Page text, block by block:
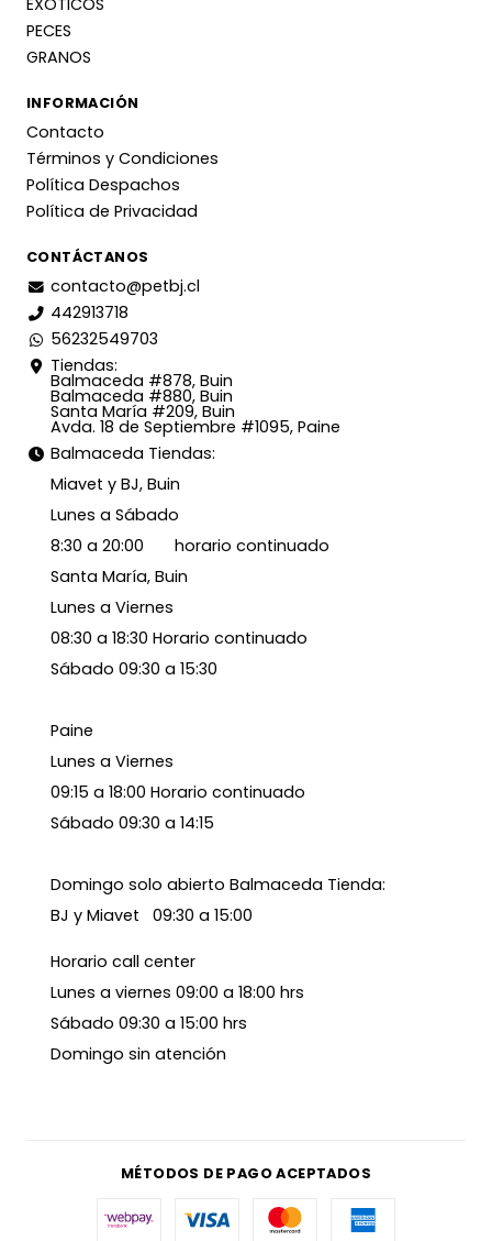
EXOTICOS
PECES
GRANOS
INFORMACIÓN
Contacto
Términos y Condiciones
Política Despachos
Política de Privacidad
CONTÁCTANOS
contacto@petbj.cl
442913718
56232549703
Tiendas:
Balmaceda #878, Buin
Balmaceda #880, Buin
Santa María #209, Buin
Avda. 18 de Septiembre #1095, Paine
Balmaceda Tiendas:
Miavet y BJ, Buin
Lunes a Sábado
8:30 a 20:00 horario continuado
Santa María, Buin
Lunes a Viernes
08:30 a 18:30 Horario continuado
Sábado 09:30 a 15:30
Paine
Lunes a Viernes
09:15 a 18:00 Horario continuado
Sábado 09:30 a 14:15
Domingo solo abierto Balmaceda Tienda:
BJ y Miavet 09:30 a 15:00
Horario call center
Lunes a viernes 09:00 a 18:00 hrs
Sábado 09:30 a 15:00 hrs
Domingo sin atención
MÉTODOS DE PAGO ACEPTADOS